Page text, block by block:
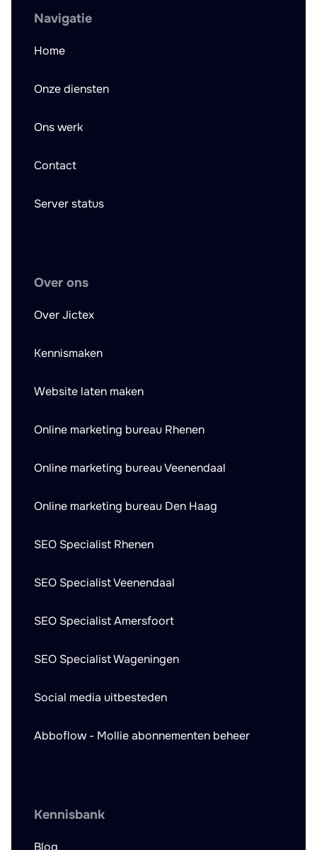
Navigatie
Home
Onze diensten
Ons werk
Contact
Server status
Over ons
Over Jictex
Kennismaken
Website laten maken
Online marketing bureau Rhenen
Online marketing bureau Veenendaal
Online marketing bureau Den Haag
SEO Specialist Rhenen
SEO Specialist Veenendaal
SEO Specialist Amersfoort
SEO Specialist Wageningen
Social media uitbesteden
Abboflow - Mollie abonnementen beheer
Kennisbank
Blog